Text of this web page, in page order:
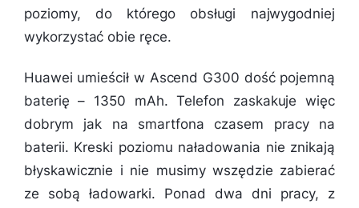
poziomy, do którego obsługi najwygodniej
wykorzystać obie ręce.
Huawei umieścił w Ascend G300 dość pojemną
baterię – 1350 mAh. Telefon zaskakuje więc
dobrym jak na smartfona czasem pracy na
baterii. Kreski poziomu naładowania nie znikają
błyskawicznie i nie musimy wszędzie zabierać
ze sobą ładowarki. Ponad dwa dni pracy, z